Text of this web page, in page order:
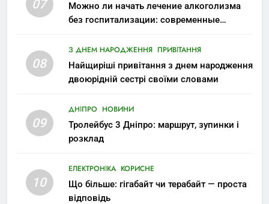
07
Можно ли начать лечение алкоголизма
без госпитализации: современные
08
З ДНЕМ НАРОДЖЕННЯ ПРИВІТАННЯ
Найщиріші привітання з днем народження
двоюрідній сестрі своїми словами
09
ДНІПРО НОВИНИ
Тролейбус 3 Дніпро: маршрут, зупинки і
розклад
10
ЕЛЕКТРОНІКА КОРИСНЕ
Що більше: гігабайт чи терабайт — проста
відповідь